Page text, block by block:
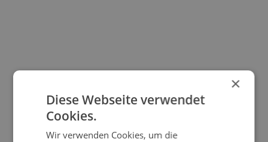
×
Diese Webseite verwendet
Cookies.
Wir verwenden Cookies, um die